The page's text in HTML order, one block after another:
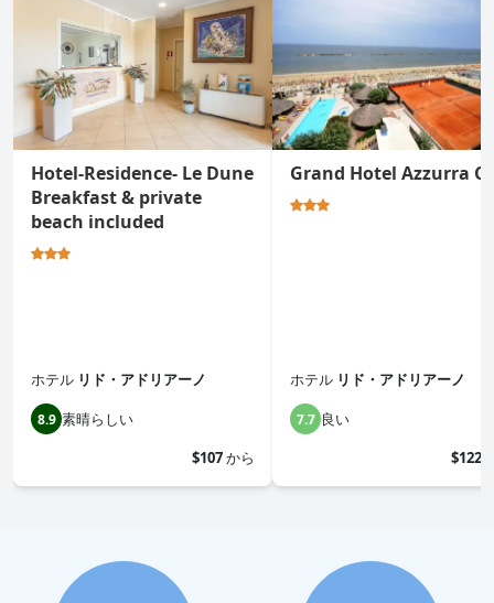
Hotel-Residence- Le Dune
Breakfast & private
beach included
ホテル リド・アドリアーノ
8.9 素晴らしい
$107から
Grand Hotel Azzurra
ホテル リド・アドリアーノ
7.7 良い
$122